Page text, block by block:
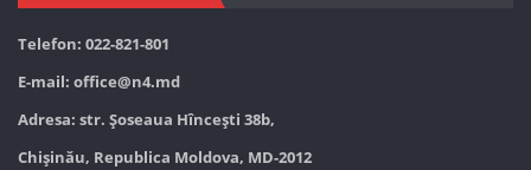
Telefon: 022-821-801
E-mail: office@n4.md
Adresa: str. Șoseaua Hînceşti 38b,
Chișinău, Republica Moldova, MD-2012